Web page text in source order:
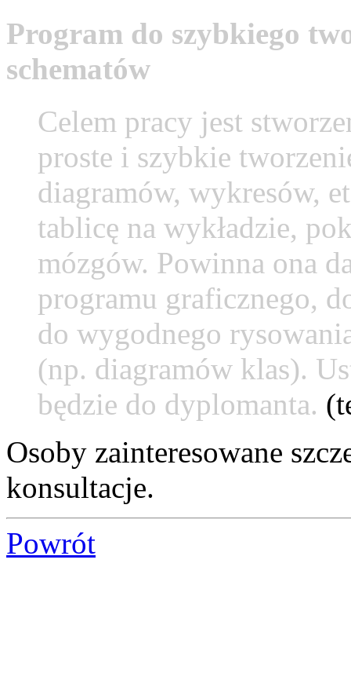
Program do szybkiego
schematów
Celem pracy jest
proste i szybkie
diagramów, wykresów,
tablicę na wykładzie,
mózgów. Powinna ona
programu graficznego,
do wygodnego
(np. diagramów klas).
będzie do dyplomanta.
Osoby zainteresowane
konsultacje.
Powrót